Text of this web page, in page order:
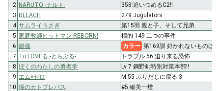
2 NARUTO -ナルト-
358:追いつめるC2!!
3 BLEACH
279.Jugulators
4 サムライうさぎ
第15羽 親と子、そして兄弟
5 家庭教師ヒットマン REBORN!
標的 149 二つの事件
6 銀魂 カラー 第169訓 好かれないものほ
7 To LOVEる -とらぶる-
トラブル 56 迫り来る恐怖
8 ぼくのわたしの勇者学
Lv 7 鋼野剣特別対策本部!!
9 エム×ゼロ
M:55 ふりだしに戻る 3
10 瞳のカトブレパス
#5 細美一燈